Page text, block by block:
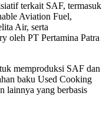
terkait SAF, termasuk
Aviation Fuel,
Air, serta
oleh PT Pertamina Patra
memproduksi SAF dan
baku Used Cooking
lainnya yang berbasis